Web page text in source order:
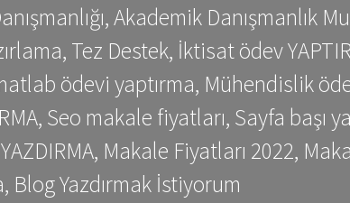
Akademik Danışmanlık
Tez Destek, İktisat ödev
ödevi yaptırma, Mühendislik
Seo makale fiyatları, Sayfa başı
Makale Fiyatları 2022,
Blog Yazdırmak İstiyorum